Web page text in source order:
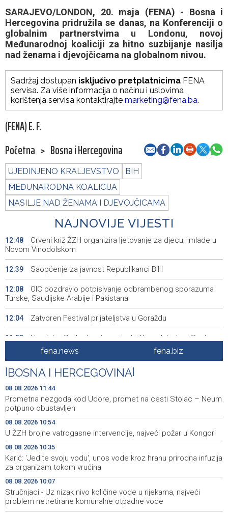
SARAJEVO/LONDON, 20. maja (FENA) - Bosna i
Hercegovina pridružila se danas, na Konferenciji o
globalnim partnerstvima u Londonu, novoj
Međunarodnoj koaliciji za hitno suzbijanje nasilja
nad ženama i djevojčicama na globalnom nivou.
Sadržaj dostupan isključivo pretplatnicima FENA
servisa. Za više informacija o načinu i uslovima
korištenja servisa kontaktirajte marketing@fena.ba.
(FENA) E. F.
Početna > Bosna i Hercegovina
UJEDINJENO KRALJEVSTVO
BIH
MEĐUNARODNA KOALICIJA
NASILJE NAD ŽENAMA I DJEVOJČICAMA
NAJNOVIJE VIJESTI
12:48
Crveni križ ŽZH organizira ljetovanje za djecu i mlade u
Novom Vinodolskom
12:39 Saopćenje za javnost Republikanci BiH
12:08
OIC pozdravio potpisivanje odbrambenog sporazuma
Turske, Saudijske Arabije i Pakistana
12:04 Zatvoren Festival prijateljstva u Goraždu
11:52
Hrvatska: Sudar teretnog i putničkog vlaka kod Svetog
Ivana Žabnog, ima ozlijeđenih
11:44
Prometna nezgoda kod Udore, promet na cesti Stolac
– Neum potpuno obustavljen
11:27
'ELVIS, moj komšija' najbolji muzički dokumentarni film na
City film festu u Niškoj Banji
11:16
Zračna luka Split rekordna u Hrvatskoj sa 770 tisuća
putnika u srpnju
11:09
Svečani doček Zelenskog u Beogradu, u fokusu
razgovora odnosi Srbije i Ukrajine
10:54
U ŽZH brojne vatrogasne intervencije, najveći požar u
Kongori
fena.news fena.biz
BOSNA I HERCEGOVINA
08.08.2026 11:44
Prometna nezgoda kod Udore, promet na cesti Stolac – Neum
potpuno obustavljen
08.08.2026 10:54
U ŽZH brojne vatrogasne intervencije, najveći požar u Kongori
08.08.2026 10:35
Karić: 'Jedite svoju vodu', unos vode kroz hranu prirodna infuzija
za organizam tokom vrućina
08.08.2026 10:07
Stručnjaci - Uz nizak nivo količine vode u rijekama, najveći
problem netretirane komunalne otpadne vode